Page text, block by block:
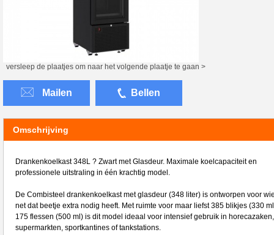
versleep de plaatjes om naar het volgende plaatje te gaan >
Mailen Bellen
Omschrijving
Drankenkoelkast 348L ? Zwart met Glasdeur. Maximale koelcapaciteit en
professionele uitstraling in één krachtig model.
De Combisteel drankenkoelkast met glasdeur (348 liter) is ontworpen voor
net dat beetje extra nodig heeft. Met ruimte voor maar liefst 385 blikjes (330
175 flessen (500 ml) is dit model ideaal voor intensief gebruik in horecazaken,
supermarkten, sportkantines of tankstations.